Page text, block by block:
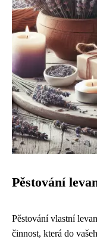
Pěstování
Pěstování vlastní
činnost, která do